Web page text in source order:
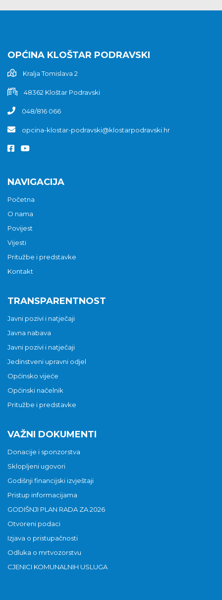
OPĆINA KLOŠTAR PODRAVSKI
Kralja Tomislava 2
48362 Kloštar Podravski
048/816 066
opcina-klostar-podravski@klostarpodravski.hr
NAVIGACIJA
Početna
O nama
Povijest
Vijesti
Pritužbe i predstavke
Kontakt
TRANSPARENTNOST
Javni pozivi i natječaji
Javna nabava
Javni pozivi i natječaji
Jedinstveni upravni odjel
Općinsko vijeće
Općinski načelnik
Pritužbe i predstavke
VAŽNI DOKUMENTI
Donacije i sponzorstva
Sklopljeni ugovori
Godišnji financijski izvještaji
Pristup informacijama
GODIŠNJI PLAN RADA ZA 2026
Otvoreni podaci
Izjava o pristupačnosti
Odluka o mrtvozorstvu
CJENICI KOMUNALNIH USLUGA